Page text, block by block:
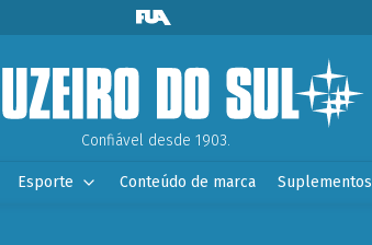
Confiável desde 1903.
Esporte Conteúdo de marca Suplementos